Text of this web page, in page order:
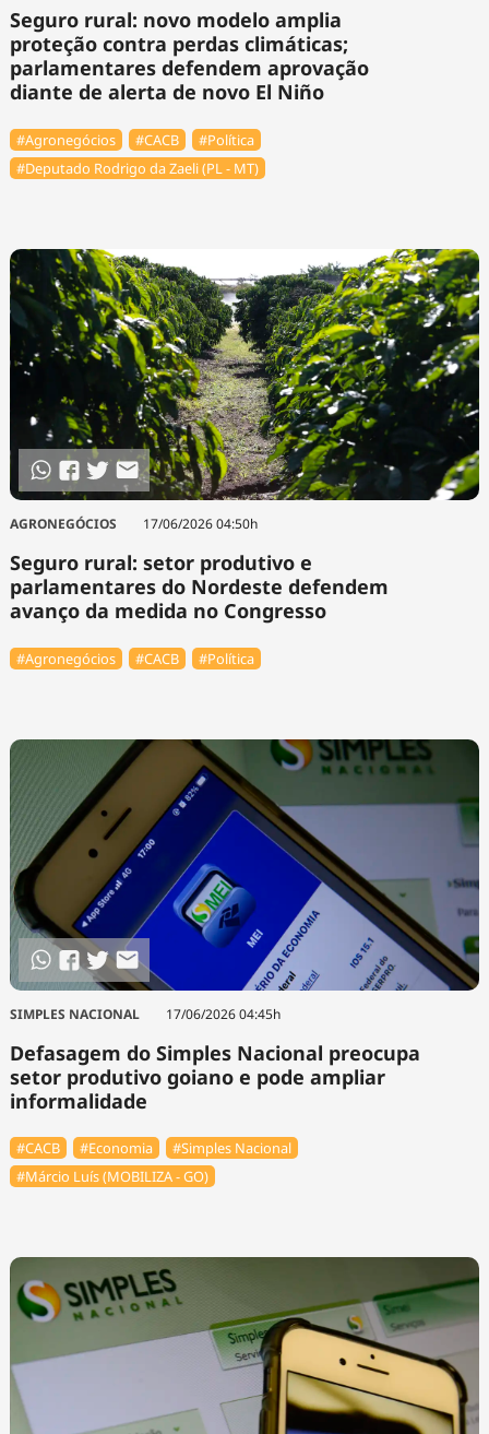
Seguro rural: novo modelo amplia
proteção contra perdas climáticas;
parlamentares defendem aprovação
diante de alerta de novo El Niño
#Agronegócios #⁠CACB
#Política
#Deputado Rodrigo da Zaeli (PL - MT)
AGRONEGÓCIOS 17/06/2026 04:50h
Seguro rural: setor produtivo e
parlamentares do Nordeste defendem
avanço da medida no Congresso
#Agronegócios #⁠CACB #Política
SIMPLES NACIONAL 17/06/2026 04:45h
Defasagem do Simples Nacional preocupa
setor produtivo goiano e pode ampliar
informalidade
#⁠CACB #Economia
#Simples Nacional
#Márcio Luís (MOBILIZA - GO)